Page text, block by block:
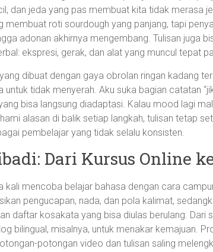
dan jeda yang pas membuat kita tidak merasa
membuat roti sourdough yang panjang, tapi
adonan akhirnya mengembang. Tulisan juga
ekspresi, gerak, dan alat yang muncul tepat
yang dibuat dengan gaya obrolan ringan kadang
untuk tidak menyerah. Aku suka bagian catatan
bisa langsung diadaptasi. Kalau mood lagi
alasan di balik setiap langkah, tulisan tetap
pembelajar yang tidak selalu konsisten.
Dari Kursus Online
kali mencoba belajar bahasa dengan cara
pengucapan, nada, dan pola kalimat,
daftar kosakata yang bisa diulas berulang. Dari
bilingual, misalnya, untuk menakar kemajuan.
potongan video dan tulisan saling